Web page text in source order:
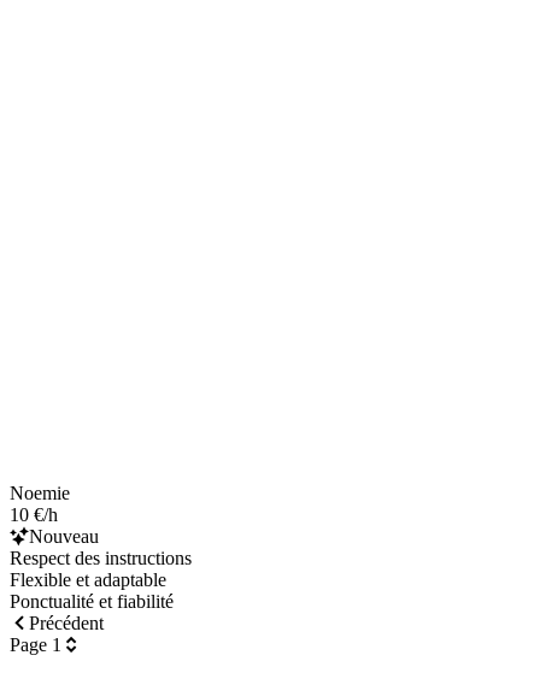
Noemie
10 €/h
Nouveau
Respect des instructions
Flexible et adaptable
Ponctualité et fiabilité
Précédent
Page 1